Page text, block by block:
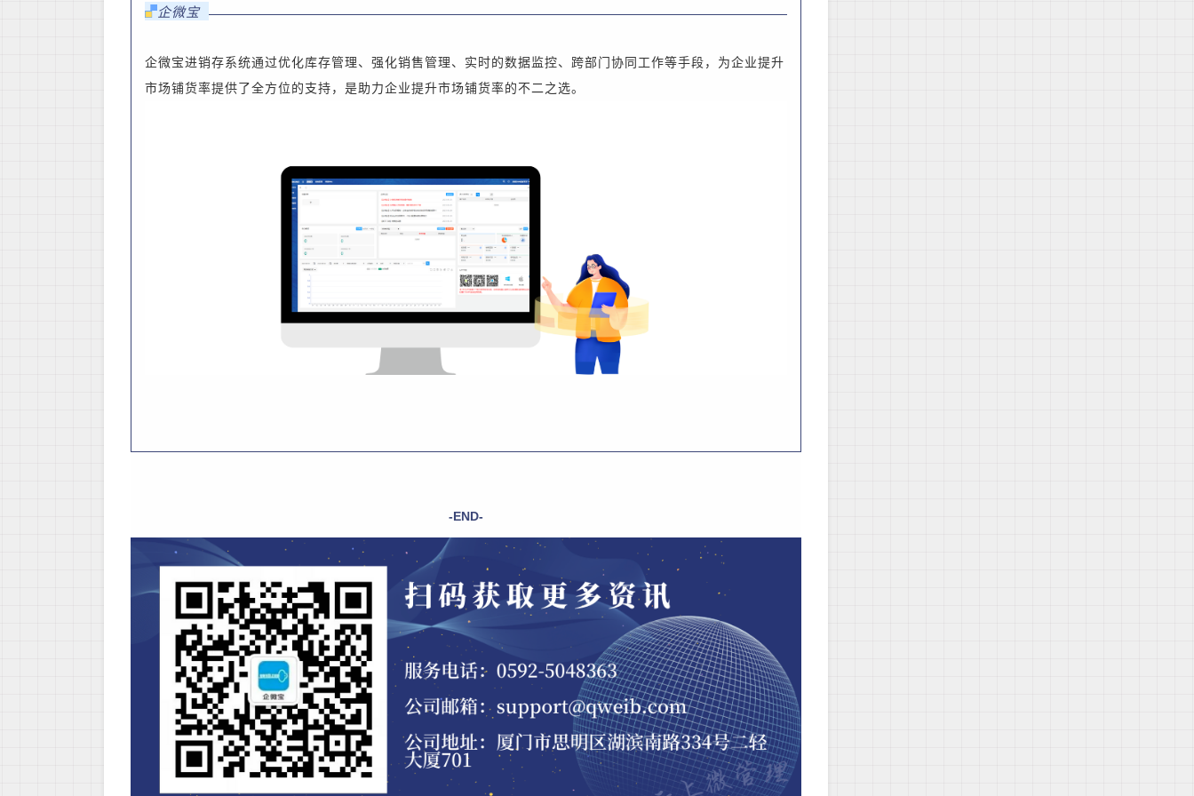
企微宝
企微宝进销存系统通过优化库存管理、强化销售管理、实时的数据监控、跨部门协同工作等手段，为企业提升
市场铺货率提供了全方位的支持，是助力企业提升市场铺货率的不二之选。
-END-